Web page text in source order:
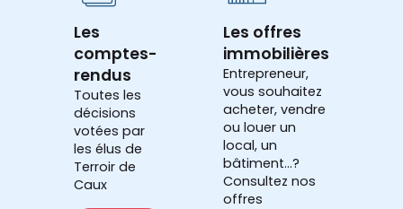
Les
comptes-
rendus
Toutes les
décisions
votées par
les élus de
Terroir de
Caux
Les offres
immobilières
Entrepreneur,
vous souhaitez
acheter, vendre
ou louer un
local, un
bâtiment...?
Consultez nos
offres